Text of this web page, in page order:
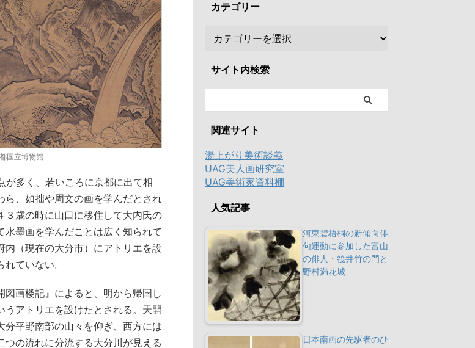
国立博物館
多く、若いころに京都に出て相
ら、如拙や周文の画を学んだとされ
３歳の時に山口に移住して大内氏の
墨画を学んだことは広く知られて
（現在の大分市）にアトリエを設
ていない。
画楼記』によると、明から帰国し
アトリエを設けたとされる。天開
平野南部の山々を仰ぎ、西方には
の流れに分流する大分川が見える
カテゴリー
サイト内検索
関連サイト
湯上がり美術談義
UAG美人画研究室
UAG美術家資料棚
人気記事
河東碧梧桐の新傾向俳
句運動に参加した富山
の俳人・筏井竹の門と
野村満花城
日本南画の先駆者のひ